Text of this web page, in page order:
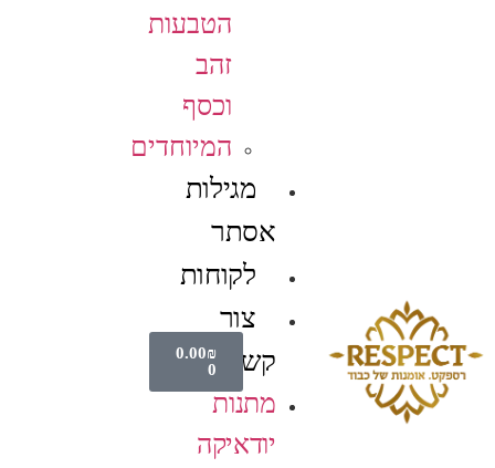
הטבעות
זהב
וכסף
המיוחדים
מגילות
אסתר
לקוחות
צור
קשר
מתנות
יודאיקה
0.00₪
0